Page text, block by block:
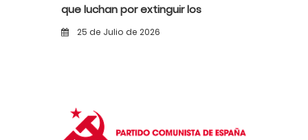
que luchan por extinguir los
incendios
25 de Julio de 2026